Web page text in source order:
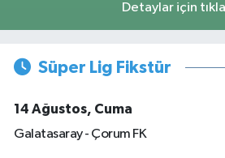
Detaylar için
Süper Lig Fikstür
14 Ağustos, Cuma
Galatasaray - Çorum FK